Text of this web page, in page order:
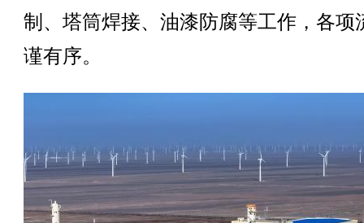
制、塔筒焊接、油漆防腐等工作，各项
谨有序。